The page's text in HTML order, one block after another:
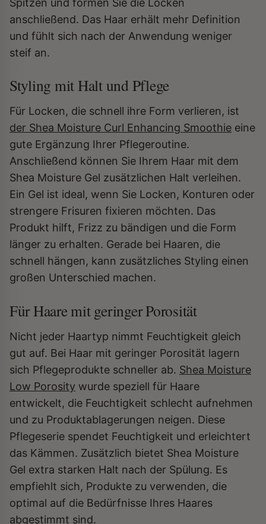
Spitzen und formen Sie die Locken
anschließend. Das Haar erhält mehr Definition
und fühlt sich nach der Anwendung weniger
steif an.
Styling mit Halt und Pflege
Für Locken, die schnell ihre Form verlieren, ist
der Shea Moisture Curl Enhancing Smoothie eine
gute Ergänzung Ihrer Pflegeroutine.
Anschließend können Sie Ihrem Haar mit dem
Shea Moisture Gel zusätzlichen Halt verleihen.
Ein Gel ist ideal, wenn Sie Locken, Konturen oder
strengere Frisuren fixieren möchten. Das
Produkt hilft, Frizz zu bändigen und die Form
länger zu erhalten. Gerade bei Haaren, die
schnell hängen, kann zusätzliches Styling einen
großen Unterschied machen.
Für Haare mit geringer Porosität
Nicht jeder Haartyp nimmt Feuchtigkeit gleich
gut auf. Bei Haar mit geringer Porosität lagern
sich Pflegeprodukte schneller ab. Shea Moisture
Low Porosity wurde speziell für Haare
entwickelt, die Feuchtigkeit schlecht aufnehmen
und zu Produktablagerungen neigen. Diese
Pflegeserie spendet Feuchtigkeit und erleichtert
das Kämmen. Zusätzlich bietet Shea Moisture
Gel extra starken Halt nach der Spülung. Es
empfiehlt sich, Produkte zu verwenden, die
optimal auf die Bedürfnisse Ihres Haares
abgestimmt sind.